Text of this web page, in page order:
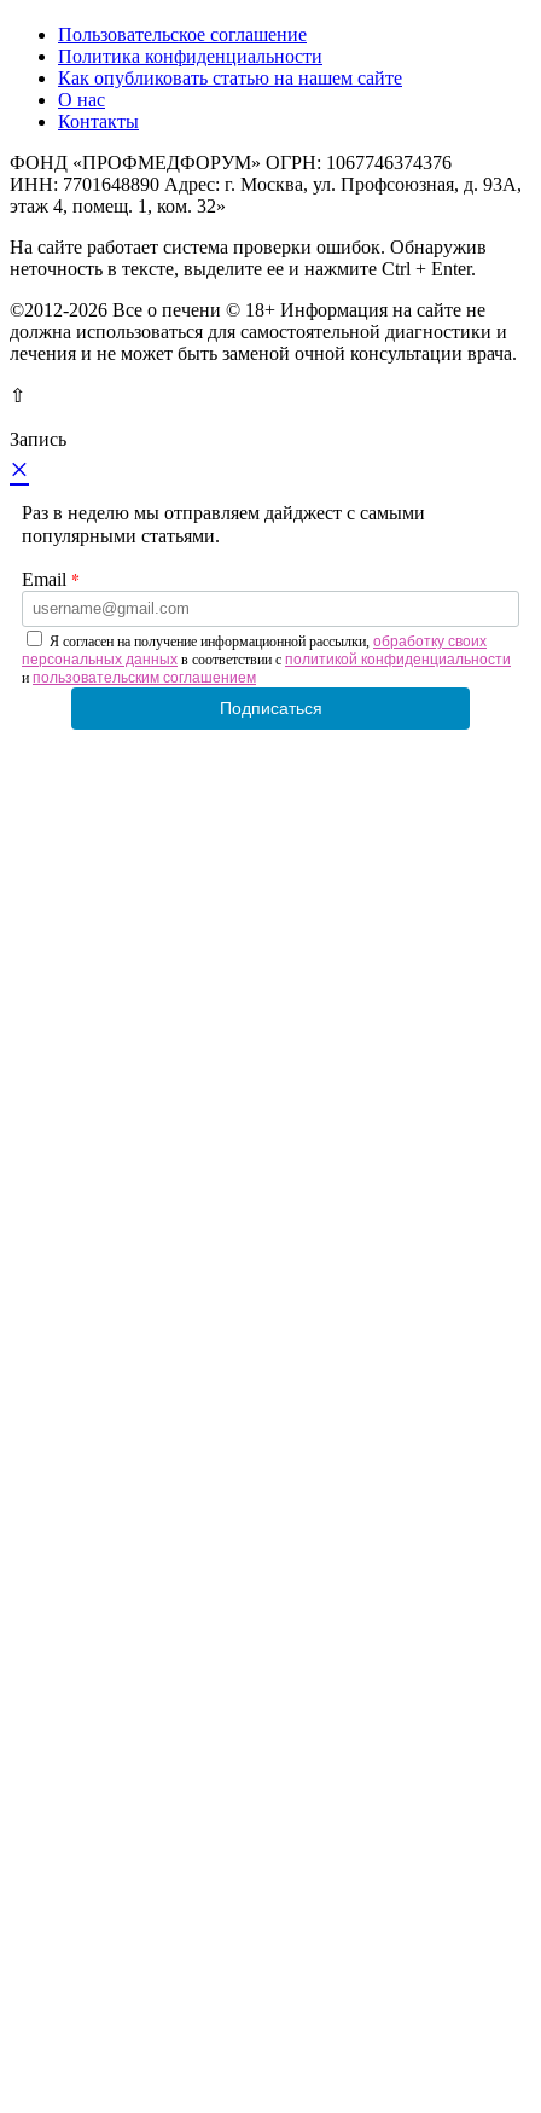
Пользовательское соглашение
Политика конфиденциальности
Как опубликовать статью на нашем сайте
О нас
Контакты
ФОНД «ПРОФМЕДФОРУМ» ОГРН: 1067746374376
ИНН: 7701648890 Адрес: г. Москва, ул. Профсоюзная, д. 93А,
этаж 4, помещ. 1, ком. 32»
На сайте работает система проверки ошибок. Обнаружив
неточность в тексте, выделите ее и нажмите Ctrl + Enter.
©2012-2026 Все о печени © 18+ Информация на сайте не
должна использоваться для самостоятельной диагностики и
лечения и не может быть заменой очной консультации врача.
⇧
Запись
×
Раз в неделю мы отправляем дайджест с самыми
популярными статьями.
Email *
Я согласен на получение информационной рассылки, обработку своих
персональных данных в соответствии с политикой конфиденциальности
и пользовательским соглашением
Подписаться